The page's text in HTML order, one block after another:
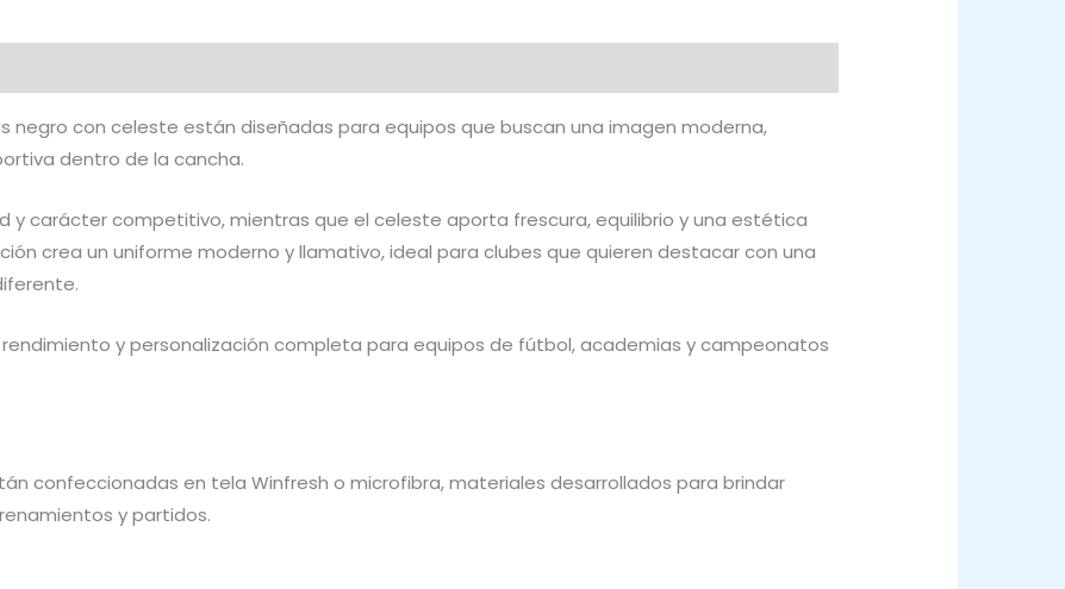
negro con celeste están diseñadas para equipos que buscan una imagen moderna,
dentro de la cancha.
y carácter competitivo, mientras que el celeste aporta frescura, equilibrio y una estética
crea un uniforme moderno y llamativo, ideal para clubes que quieren destacar con una
y personalización completa para equipos de fútbol, academias y campeonatos
confeccionadas en tela Winfresh o microfibra, materiales desarrollados para brindar
y partidos.